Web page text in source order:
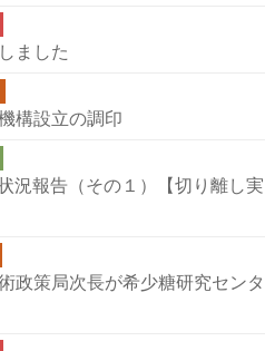
ました
構設立の調印
況報告（その１）【切り離し実
政策局次長が希少糖研究センタ